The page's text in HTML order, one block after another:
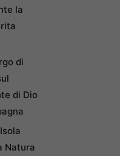
la
di
di Dio
Natura